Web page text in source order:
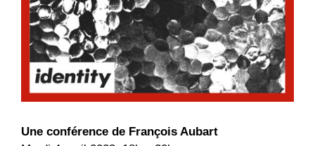
Une conférence de François Aubart